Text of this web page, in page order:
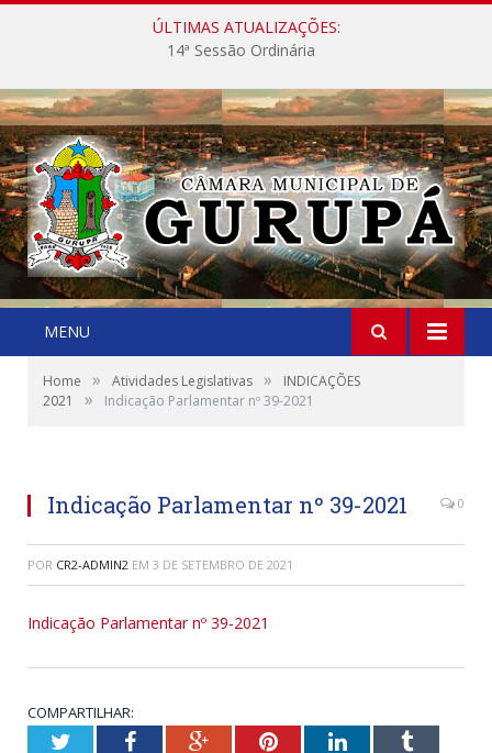
ÚLTIMAS ATUALIZAÇÕES:
14ª Sessão Ordinária
MENU
Home » Atividades Legislativas »
INDICAÇÕES
2021
» Indicação Parlamentar nº 39-2021
Indicação Parlamentar nº 39-2021 0
POR CR2-ADMIN2 EM 3 DE SETEMBRO DE 2021
Indicação Parlamentar nº 39-2021
COMPARTILHAR:
TwitterFacebookGoogle+PinterestLinkedInTumblr